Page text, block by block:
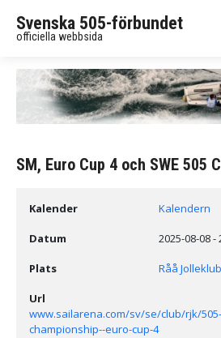
Svenska 505-förbundet
officiella webbsida
SM, Euro Cup 4 och SWE 505
Kalender Kalendern
Datum 2025-08-08-
Plats Råå
Url
www.sailarena.com/sv/se/club/rjk/
championship--euro-cup-4